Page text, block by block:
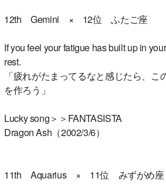
12th Gemini × 12位 ふたご座
If you feel your fatigue has built up in
rest.
「疲れがたまってるなと感じたら、こ
を作ろう」
Lucky song＞＞FANTASISTA
Dragon Ash（2002/3/6）
11th Aquarius × 11位 みずがめ座